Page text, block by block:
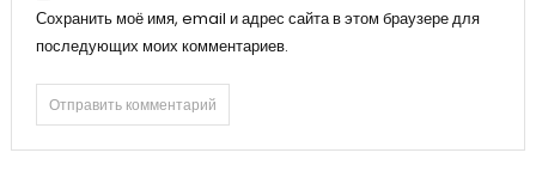
Сохранить моё имя, email и адрес сайта в этом браузере для
последующих моих комментариев.